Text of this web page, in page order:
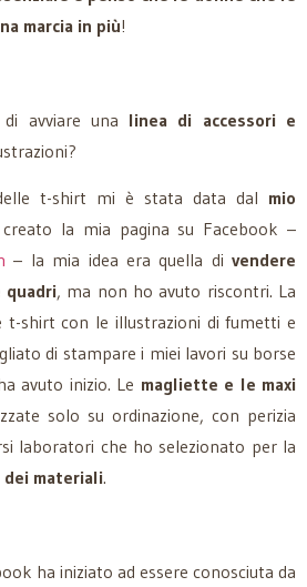
marcia in più!
avviare una linea di accessori e
t-shirt mi è stata data dal mio
la mia pagina su Facebook –
– la mia idea era quella divendere
, ma non ho avuto riscontri. La
t-shirt con le illustrazioni di fumetti e
di stampare i miei lavori su borse
avuto inizio. Le magliette e le maxi
solo su ordinazione, con perizia
laboratori che ho selezionato per la
materiali.
ha iniziato ad essere conosciuta da